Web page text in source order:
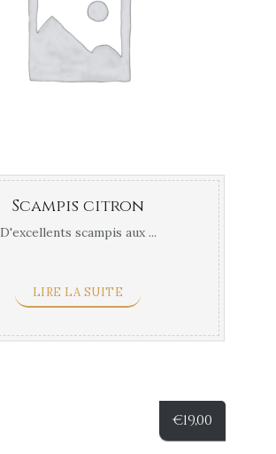
Scampis citron
D'excellents scampis aux ...
LIRE LA SUITE
€19,00